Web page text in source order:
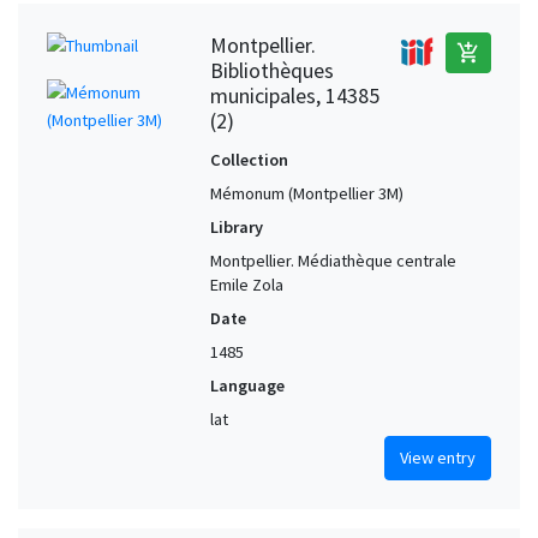
Montpellier.
Bibliothèques
municipales, 14385
(2)
add_shopping_cart
Collection
Mémonum (Montpellier 3M)
Library
Montpellier. Médiathèque centrale
Emile Zola
Date
1485
Language
lat
View entry